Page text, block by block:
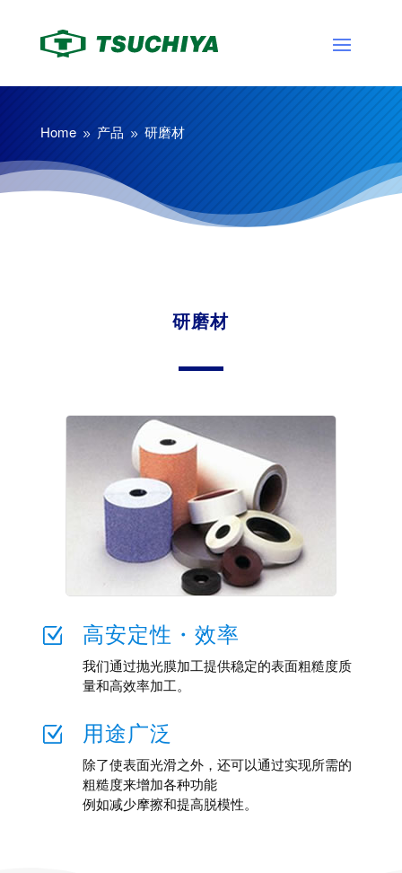
Home 9 产品 9 研磨材
研磨材
Z 高安定性・效率
我们通过抛光膜加工提供稳定的表面粗糙度质
量和高效率加工。
Z 用途广泛
除了使表面光滑之外，还可以通过实现所需的
粗糙度来增加各种功能
例如减少摩擦和提高脱模性。